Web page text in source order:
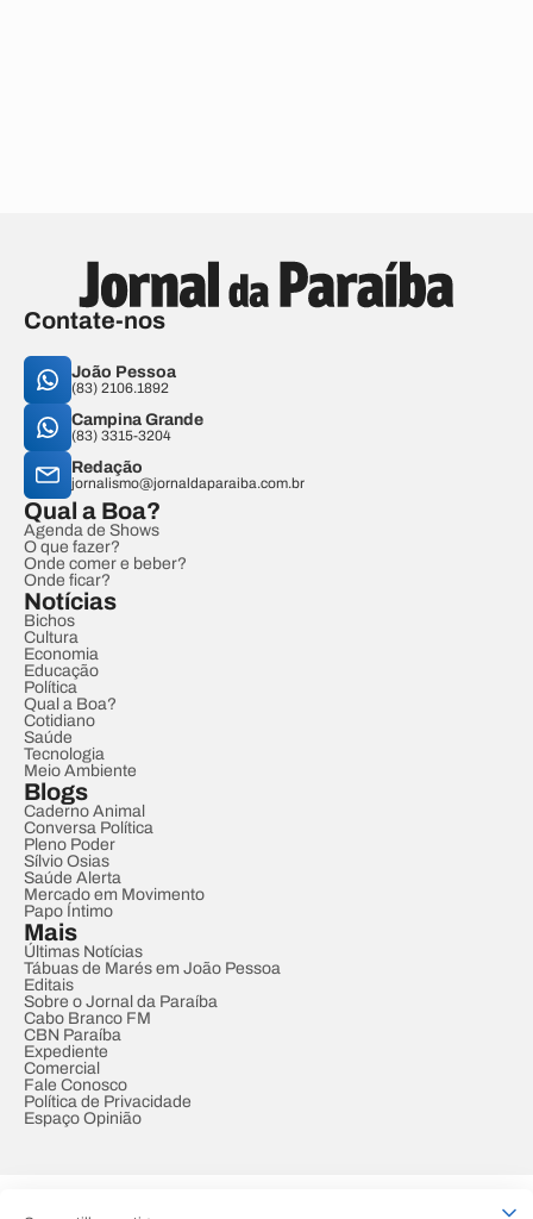
Contate-nos
João Pessoa
(83) 2106.1892
Campina Grande
(83) 3315-3204
Redação
jornalismo@jornaldaparaiba.com.br
Qual a Boa?
Agenda de Shows
O que fazer?
Onde comer e beber?
Onde ficar?
Notícias
Bichos
Cultura
Economia
Educação
Política
Qual a Boa?
Cotidiano
Saúde
Tecnologia
Meio Ambiente
Blogs
Caderno Animal
Conversa Política
Pleno Poder
Sílvio Osias
Saúde Alerta
Mercado em Movimento
Papo Íntimo
Mais
Últimas Notícias
Tábuas de Marés em João Pessoa
Editais
Sobre o Jornal da Paraíba
Cabo Branco FM
CBN Paraíba
Expediente
Comercial
Fale Conosco
Política de Privacidade
Espaço Opinião